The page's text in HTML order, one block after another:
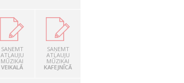
SAŅEMT
ATĻAUJU
MŪZIKAI
VEIKALĀ
SAŅEMT
ATĻAUJU
MŪZIKAI
KAFEJNĪCĀ